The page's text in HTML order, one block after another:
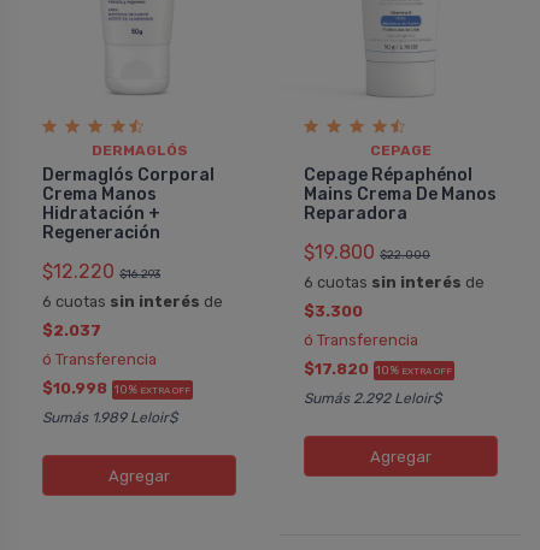
DERMAGLÓS
Dermaglós Corporal
Crema Manos
Hidratación +
Regeneración
$12.220 $16.293
6 cuotas sin interés de
$2.037
ó Transferencia
$10.998 10% EXTRA OFF
Sumás 1.989 Leloir$
Agregar
CEPAGE
Cepage Répaphénol
Mains Crema De Manos
Reparadora
$19.800 $22.000
6 cuotas sin interés de
$3.300
ó Transferencia
$17.820 10% EXTRA OFF
Sumás 2.292 Leloir$
Agregar